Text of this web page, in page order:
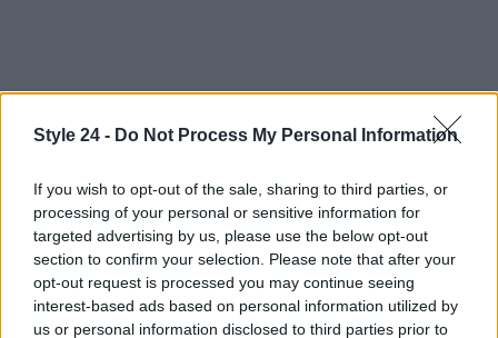
Style 24 - Do Not Process My Personal Information
If you wish to opt-out of the sale, sharing to third parties, or
processing of your personal or sensitive information for
targeted advertising by us, please use the below opt-out
section to confirm your selection. Please note that after your
opt-out request is processed you may continue seeing
interest-based ads based on personal information utilized by
us or personal information disclosed to third parties prior to
Perché questa lettura dello stile conta
Il caso diAlia Bhatte della Jackie di Gucci
rivisitata dimostra come la moda contemporanea